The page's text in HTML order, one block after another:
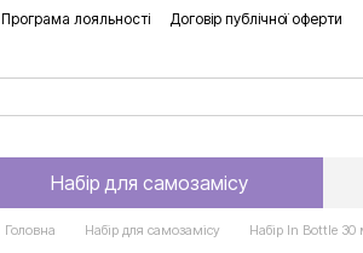
Програма лояльності Договір публічної оферти
Набір для самозамісу
Головна Набір для самозамісу Набір In Bottle